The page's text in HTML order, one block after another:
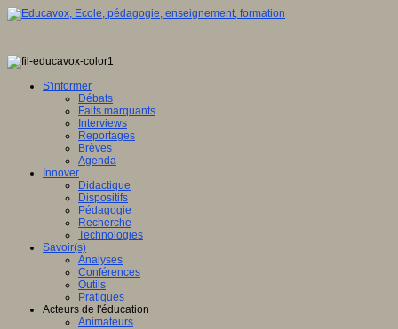
S'informer
Débats
Faits marquants
Interviews
Reportages
Brèves
Agenda
Innover
Didactique
Dispositifs
Pédagogie
Recherche
Technologies
Savoir(s)
Analyses
Conférences
Outils
Pratiques
Acteurs de l'éducation
Animateurs